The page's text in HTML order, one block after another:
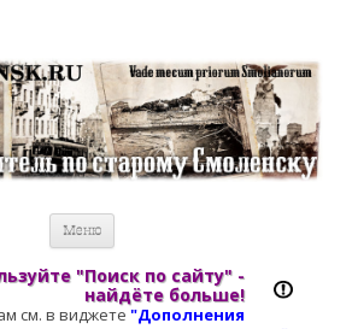
открытки, карты …
Меню
"Поиск по сайту" -
найдёте больше!
см. в виджете "Дополнения